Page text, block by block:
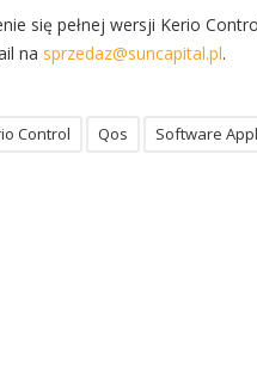
się pełnej wersji Kerio
na sprzedaz@suncapital.pl.
Control Qos Software